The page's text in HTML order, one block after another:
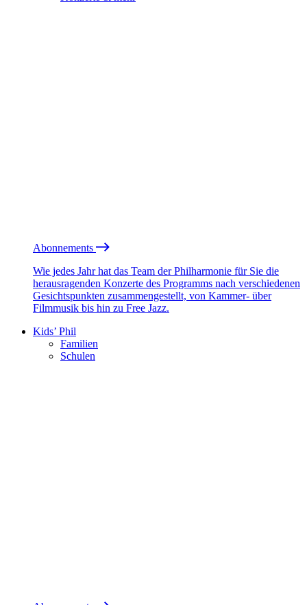
Abonnements
Wie jedes Jahr hat das Team der Philharmonie für Sie die
herausragenden Konzerte des Programms nach verschiedenen
Gesichtspunkten zusammengestellt, von Kammer- über
Filmmusik bis hin zu Free Jazz.
Kids’ Phil
Familien
Schulen